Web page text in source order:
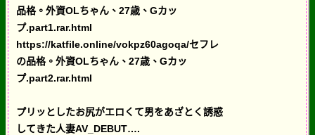
品格。外資OLちゃん、27歳、Gカッ
プ.part1.rar.html
https://katfile.online/vokpz60agoqa/セフレ
の品格。外資OLちゃん、27歳、Gカッ
プ.part2.rar.html
プリッとしたお尻がエロくて男をあざとく誘惑
してきた人妻AV_DEBUT….